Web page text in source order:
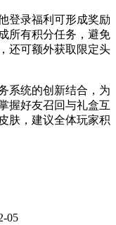
登录福利可形成奖励
所有积分任务，避免
还可额外获取限定头
系统的创新结合，为
握好友召回与礼盒互
肤，建议全体玩家积
05